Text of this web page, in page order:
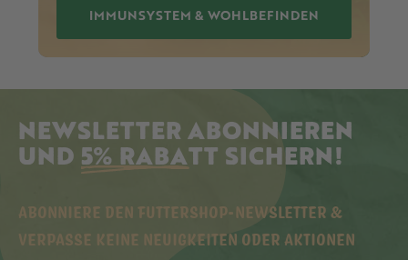
IMMUNSYSTEM & WOHLBEFINDEN
NEWSLETTER ABONNIEREN
UND 5% RABATT SICHERN!
ABONNIERE DEN FUTTERSHOP-NEWSLETTER &
VERPASSE KEINE NEUIGKEITEN ODER AKTIONEN